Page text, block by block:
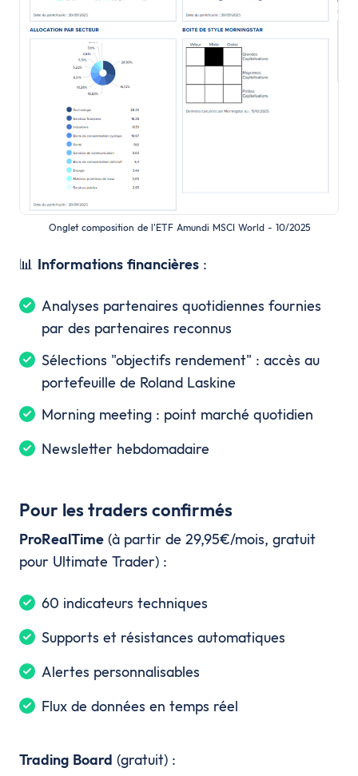
Onglet composition de l'ETF Amundi MSCI World - 10/2025
📊 Informations financières :
Analyses partenaires quotidiennes fournies
par des partenaires reconnus
Sélections "objectifs rendement" : accès au
portefeuille de Roland Laskine
Morning meeting : point marché quotidien
Newsletter hebdomadaire
Pour les traders confirmés
ProRealTime (à partir de 29,95€/mois, gratuit
pour Ultimate Trader) :
60 indicateurs techniques
Supports et résistances automatiques
Alertes personnalisables
Flux de données en temps réel
Trading Board (gratuit) :